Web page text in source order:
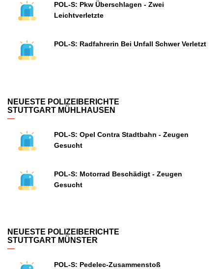
POL-S: Pkw Überschlagen - Zwei
Leichtverletzte
POL-S: Radfahrerin Bei Unfall Schwer Verletzt
NEUESTE POLIZEIBERICHTE
STUTTGART MÜHLHAUSEN
POL-S: Opel Contra Stadtbahn - Zeugen
Gesucht
POL-S: Motorrad Beschädigt - Zeugen
Gesucht
NEUESTE POLIZEIBERICHTE
STUTTGART MÜNSTER
POL-S: Pedelec-Zusammenstoß